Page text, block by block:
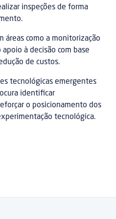
inspeções de forma
áreas como a monitorização
à decisão com base
de custos.
tecnológicas emergentes
identificar
o posicionamento dos
tecnológica.